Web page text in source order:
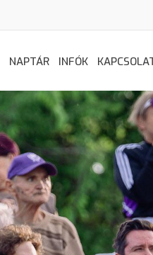
NAPTÁR INFÓK